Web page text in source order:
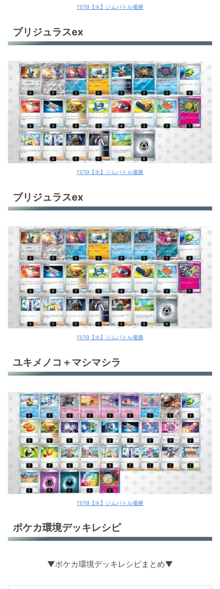
11/19【火】ジムバトル優勝
ブリジュラスex
11/19【火】ジムバトル優勝
ブリジュラスex
11/19【火】ジムバトル優勝
ユキメノコ＋マシマシラ
11/19【火】ジムバトル優勝
ポケカ環境デッキレシピ
▼ポケカ環境デッキレシピまとめ▼